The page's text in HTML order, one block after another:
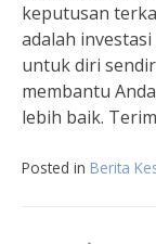
keputusan
adalah
untuk diri
membantu
lebih baik.
Posted in Berita